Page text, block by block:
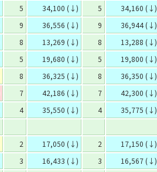
5 34,100 (↓) 5 34,160 (↓)
9 36,556 (↓) 9 36,944 (↓)
8 13,269 (↓) 8 13,288 (↓)
5 19,680 (↓) 5 19,800 (↓)
8 36,325 (↓) 8 36,350 (↓)
7 42,186 (↓) 7 42,300 (↓)
4 35,550 (↓) 4 35,775 (↓)
2 17,050 (↓) 2 17,150 (↓)
3 16,433 (↓) 3 16,567 (↓)